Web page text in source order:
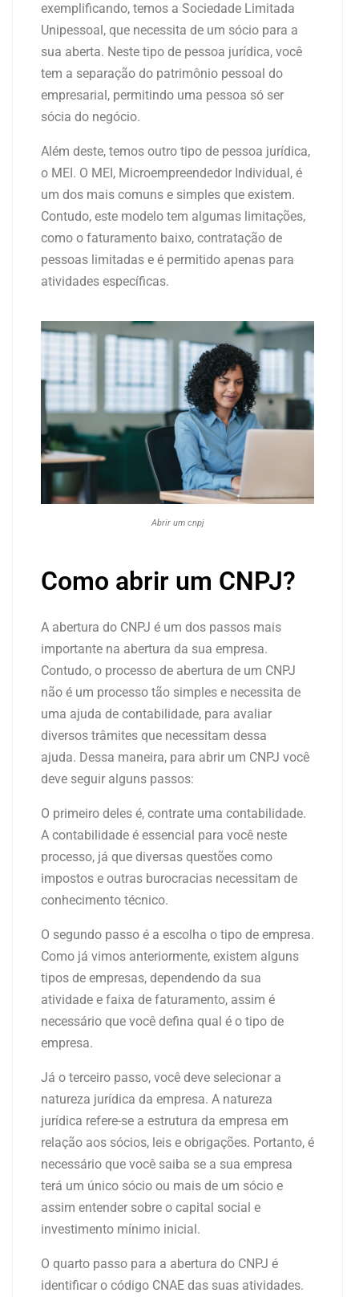
exemplificando, temos a Sociedade Limitada
Unipessoal, que necessita de um sócio para a
sua aberta. Neste tipo de pessoa jurídica, você
tem a separação do patrimônio pessoal do
empresarial, permitindo uma pessoa só ser
sócia do negócio.
Além deste, temos outro tipo de pessoa jurídica,
o MEI. O MEI, Microempreendedor Individual, é
um dos mais comuns e simples que existem.
Contudo, este modelo tem algumas limitações,
como o faturamento baixo, contratação de
pessoas limitadas e é permitido apenas para
atividades específicas.
Abrir um cnpj
Como abrir um CNPJ?
A abertura do CNPJ é um dos passos mais
importante na abertura da sua empresa.
Contudo, o processo de abertura de um CNPJ
não é um processo tão simples e necessita de
uma ajuda de contabilidade, para avaliar
diversos trâmites que necessitam dessa
ajuda. Dessa maneira, para abrir um CNPJ você
deve seguir alguns passos:
O primeiro deles é, contrate uma contabilidade.
A contabilidade é essencial para você neste
processo, já que diversas questões como
impostos e outras burocracias necessitam de
conhecimento técnico.
O segundo passo é a escolha o tipo de empresa.
Como já vimos anteriormente, existem alguns
tipos de empresas, dependendo da sua
atividade e faixa de faturamento, assim é
necessário que você defina qual é o tipo de
empresa.
Já o terceiro passo, você deve selecionar a
natureza jurídica da empresa. A natureza
jurídica refere-se a estrutura da empresa em
relação aos sócios, leis e obrigações. Portanto, é
necessário que você saiba se a sua empresa
terá um único sócio ou mais de um sócio e
assim entender sobre o capital social e
investimento mínimo inicial.
O quarto passo para a abertura do CNPJ é
identificar o código CNAE das suas atividades.